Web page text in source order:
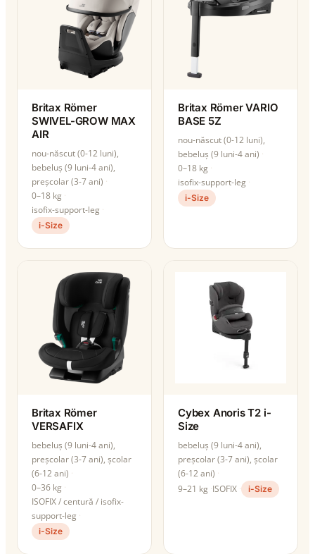
Britax Römer
SWIVEL-GROW MAX
AIR
nou-născut (0-12 luni),
bebeluș (9 luni-4 ani),
preșcolar (3-7 ani)
0–18 kg
isofix-support-leg
i-Size
Britax Römer VARIO
BASE 5Z
nou-născut (0-12 luni),
bebeluș (9 luni-4 ani)
0–18 kg
isofix-support-leg
i-Size
Britax Römer
VERSAFIX
bebeluș (9 luni-4 ani),
preșcolar (3-7 ani), școlar
(6-12 ani)
0–36 kg
ISOFIX / centură / isofix-
support-leg
i-Size
Cybex Anoris T2 i-
Size
bebeluș (9 luni-4 ani),
preșcolar (3-7 ani), școlar
(6-12 ani)
9–21 kg ISOFIX i-Size